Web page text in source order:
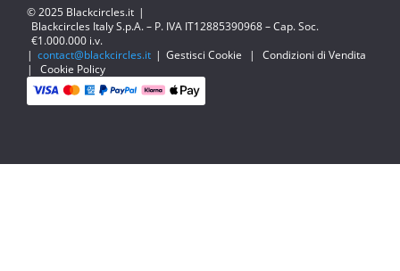
© 2025 Blackcircles.it |
Blackcircles Italy S.p.A. – P. IVA IT12885390968 – Cap. Soc.
€1.000.000 i.v.
| contact@blackcircles.it | Gestisci Cookie |
Condizioni di Vendita
|
Cookie Policy